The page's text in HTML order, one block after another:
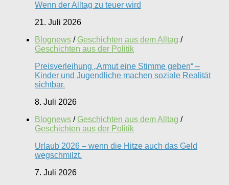
Wenn der Alltag zu teuer wird
21. Juli 2026
Blognews / Geschichten aus dem Alltag /
Geschichten aus der Politik
Preisverleihung „Armut eine Stimme geben“ –
Kinder und Jugendliche machen soziale Realität
sichtbar.
8. Juli 2026
Blognews / Geschichten aus dem Alltag /
Geschichten aus der Politik
Urlaub 2026 – wenn die Hitze auch das Geld
wegschmilzt.
7. Juli 2026